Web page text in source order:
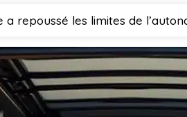
repoussé les limites de